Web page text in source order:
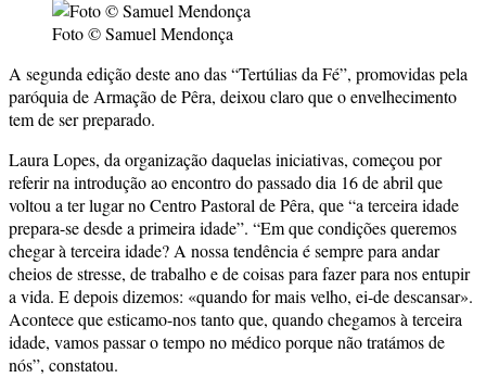
Foto © Samuel Mendonça
A segunda edição deste ano das “Tertúlias da Fé”, promovidas pela
paróquia de Armação de Pêra, deixou claro que o envelhecimento
tem de ser preparado.
Laura Lopes, da organização daquelas iniciativas, começou por
referir na introdução ao encontro do passado dia 16 de abril que
voltou a ter lugar no Centro Pastoral de Pêra, que “a terceira idade
prepara-se desde a primeira idade”. “Em que condições queremos
chegar à terceira idade? A nossa tendência é sempre para andar
cheios de stresse, de trabalho e de coisas para fazer para nos entupir
a vida. E depois dizemos: «quando for mais velho, ei-de descansar».
Acontece que esticamo-nos tanto que, quando chegamos à terceira
idade, vamos passar o tempo no médico porque não tratámos de
nós”, constatou.